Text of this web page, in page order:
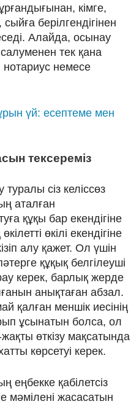
кімге,
берілгендігінен
Алайда, осынау
тек қана
нотариус немесе
үй: есептеме мен
тексереміз
сіз келіссөз
аталған
құқы бар екендігіне
өкілі екендігіне
алу қажет. Ол үшін
құқық белгілеуші
керек, барлық жерде
анықтаған абзал.
қалған меншік иесінің
ұсынатын болса, ол
өткізу мақсатында
көрсетуі керек.
қабілетсіз
жасасатын